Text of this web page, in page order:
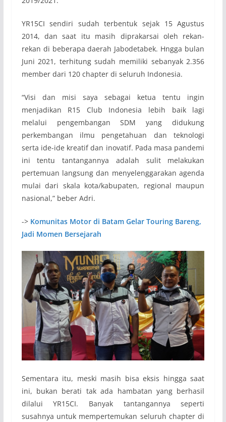
YR15CI sendiri sudah terbentuk sejak 15 Agustus
2014, dan saat itu masih diprakarsai oleh rekan-
rekan di beberapa daerah Jabodetabek. Hngga bulan
Juni 2021, terhitung sudah memiliki sebanyak 2.356
member dari 120 chapter di seluruh Indonesia.
“Visi dan misi saya sebagai ketua tentu ingin
menjadikan R15 Club Indonesia lebih baik lagi
melalui pengembangan SDM yang didukung
perkembangan ilmu pengetahuan dan teknologi
serta ide-ide kreatif dan inovatif. Pada masa pandemi
ini tentu tantangannya adalah sulit melakukan
pertemuan langsung dan menyelenggarakan agenda
mulai dari skala kota/kabupaten, regional maupun
nasional,” beber Adri.
-> Komunitas Motor di Batam Gelar Touring Bareng,
Jadi Momen Bersejarah
Sementara itu, meski masih bisa eksis hingga saat
ini, bukan berati tak ada hambatan yang berhasil
dilalui YR15CI. Banyak tantangannya seperti
susahnya untuk mempertemukan seluruh chapter di